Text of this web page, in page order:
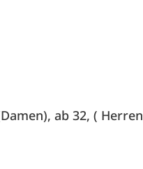
ab 32, (